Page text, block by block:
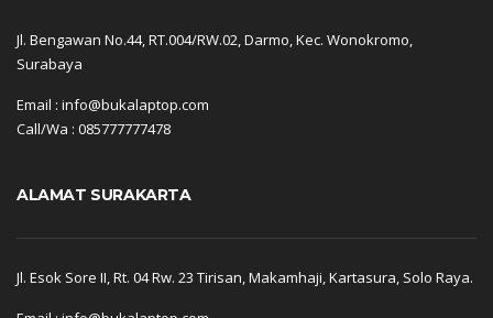
Jl. Bengawan No.44, RT.004/RW.02, Darmo, Kec. Wonokromo,
Surabaya
Email : info@bukalaptop.com
Call/Wa : 085777777478
ALAMAT SURAKARTA
Jl. Esok Sore II, Rt. 04 Rw. 23 Tirisan, Makamhaji, Kartasura, Solo Raya.